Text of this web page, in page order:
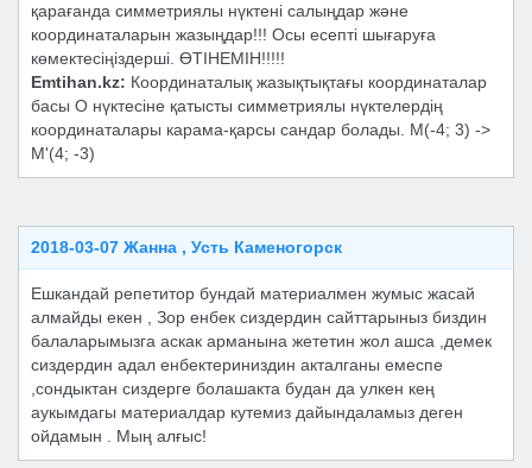
қарағанда симметриялы нүктені салыңдар және
координаталарын жазыңдар!!! Осы есепті шығаруға
көмектесіңіздерші. ӨТІНЕМІН!!!!!
Emtihan.kz: Координаталық жазықтықтағы координаталар
басы О нүктесіне қатысты симметриялы нүктелердің
координаталары карама-қарсы сандар болады. M(-4; 3) ->
M'(4; -3)
2018-03-07 Жанна , Усть Каменогорск
Ешкандай репетитор бундай материалмен жумыс жасай
алмайды екен , Зор енбек сиздердин сайттарыныз биздин
балаларымызга аскак арманына жететин жол ашса ,демек
сиздердин адал енбектериниздин акталганы емеспе
,сондыктан сиздерге болашакта будан да улкен кең
аукымдагы материалдар кутемиз дайындаламыз деген
ойдамын . Мың алғыс!